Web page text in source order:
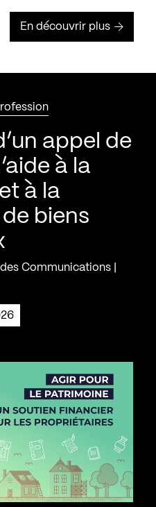
En découvrir plus
appel de
à la
à la
biens
Communications |